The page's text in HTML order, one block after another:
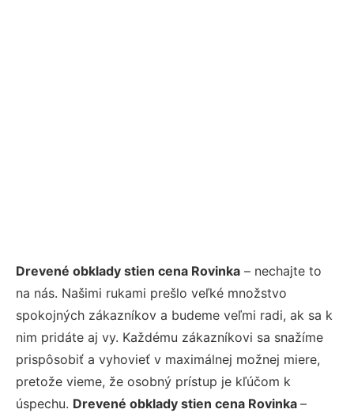
Drevené obklady stien cena Rovinka – nechajte to
na nás. Našimi rukami prešlo veľké množstvo
spokojných zákazníkov a budeme veľmi radi, ak sa k
nim pridáte aj vy. Každému zákazníkovi sa snažíme
prispôsobiť a vyhovieť v maximálnej možnej miere,
pretože vieme, že osobný prístup je kľúčom k
úspechu. Drevené obklady stien cena Rovinka –